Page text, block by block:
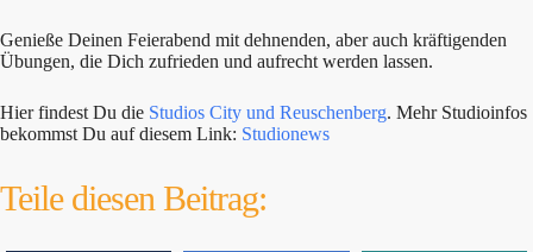
Genieße Deinen Feierabend mit dehnenden, aber auch kräftigenden
Übungen, die Dich zufrieden und aufrecht werden lassen.
Hier findest Du die Studios City und Reuschenberg. Mehr Studioinfos
bekommst Du auf diesem Link: Studionews
Teile diesen Beitrag: